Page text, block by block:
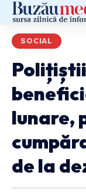
SOCIAL
lunare,
de la